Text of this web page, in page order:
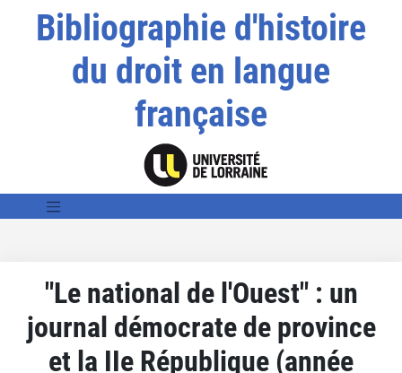
Bibliographie d'histoire
du droit en langue
française
"Le national de l'Ouest" : un
journal démocrate de province
et la IIe République (année